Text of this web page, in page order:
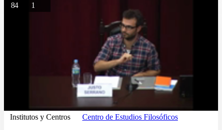
84 1
Institutos y Centros Centro de Estudios Filosóficos